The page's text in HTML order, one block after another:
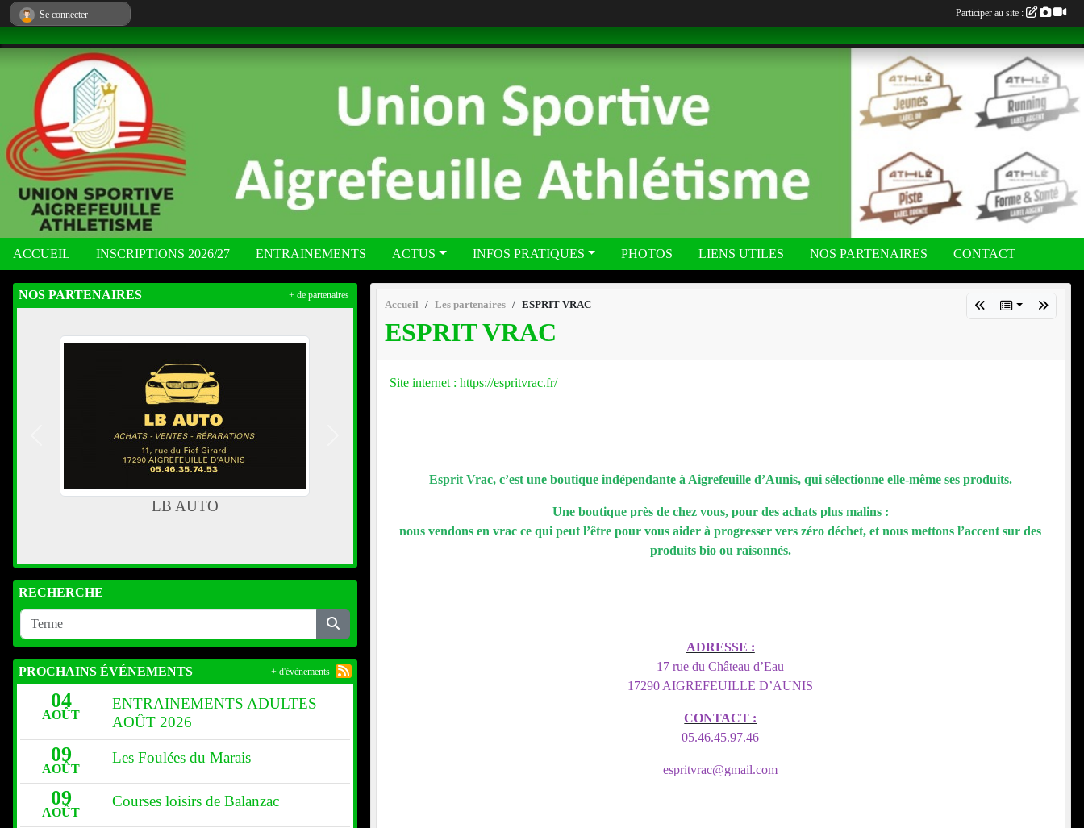
ACCUEIL INSCRIPTIONS 2026/27 ENTRAINEMENTS ACTUS INFOS PRATIQUES PHOTOS LIENS UTILES NOS PARTENAIRES CONTACT
Accueil Les partenaires ESPRIT VRAC
ESPRIT VRAC
Site internet : https://espritvrac.fr/
Esprit Vrac, c’est une boutique indépendante à Aigrefeuille d’Aunis, qui sélectionne elle-même ses produits.
Une boutique près de chez vous, pour des achats plus malins :
nous vendons en vrac ce qui peut l’être pour vous aider à progresser vers zéro déchet, et nous mettons l’accent sur des
produits bio ou raisonnés.
ADRESSE :
17 rue du Château d’Eau
17290 AIGREFEUILLE D’AUNIS
CONTACT :
05.46.45.97.46
espritvrac@gmail.com
NOS PARTENAIRES
LB AUTO KIMCHI HOUSE - Restaurant Coréen
+ de partenaires
RECHERCHE
PROCHAINS ÉVÉNEMENTS
04
AOÛT
ENTRAINEMENTS ADULTES
AOÛT 2026
09
AOÛT
Les Foulées du Marais
09
AOÛT
Courses loisirs de Balanzac
+ d'évènements
Se connecter Participer au site :
Panneau de gestion des cookies